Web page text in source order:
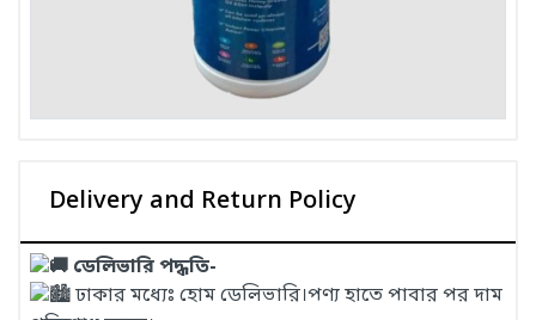
Delivery and Return Policy
ডেলিভারি পদ্ধতি-
ঢাকার মধ্যেঃ হোম ডেলিভারি।পণ্য হাতে পাবার পর দাম